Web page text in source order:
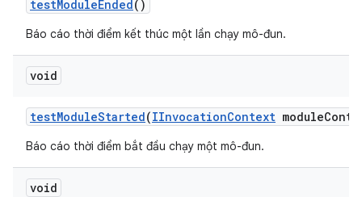
testModuleEnded ()
Báo cáo thời điểm kết thúc một lần chạy mô-đun.
void
testModuleStarted(IInvocationContext module
Báo cáo thời điểm bắt đầu chạy một mô-đun.
void